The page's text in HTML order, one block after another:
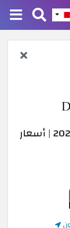
كوبون خصم دانيال ولينغتون 2026 | أسعار